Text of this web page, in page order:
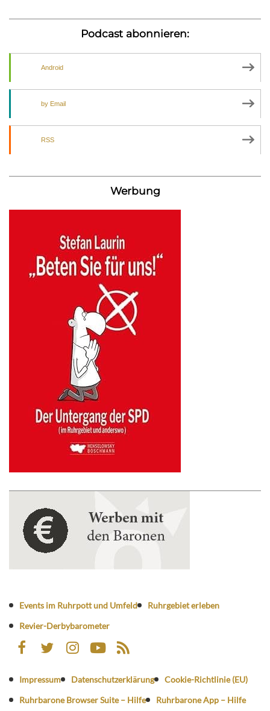
Podcast abonnieren:
Android
by Email
RSS
Werbung
Events im Ruhrpott und Umfeld
Ruhrgebiet erleben
Revier-Derbybarometer
Impressum Datenschutzerklärung
Cookie-Richtlinie (EU)
Ruhrbarone Browser Suite – Hilfe
Ruhrbarone App – Hilfe